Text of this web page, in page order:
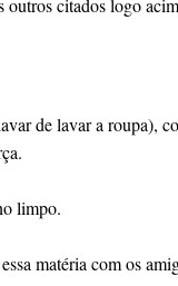
outros citados logo
de lavar a roupa),
limpo.
matéria com os